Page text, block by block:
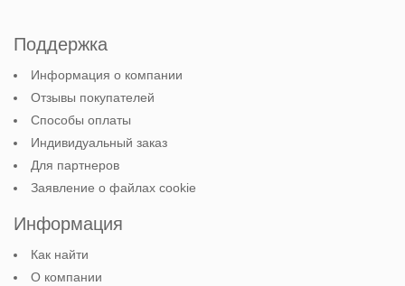
Поддержка
Информация о компании
Отзывы покупателей
Способы оплаты
Индивидуальный заказ
Для партнеров
Заявление о файлах cookie
Информация
Как найти
О компании